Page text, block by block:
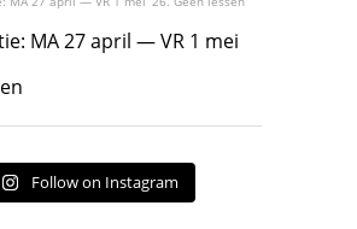
27 april — VR 1 mei ‘26.
MA 27 april — VR 1 mei
Follow on Instagram